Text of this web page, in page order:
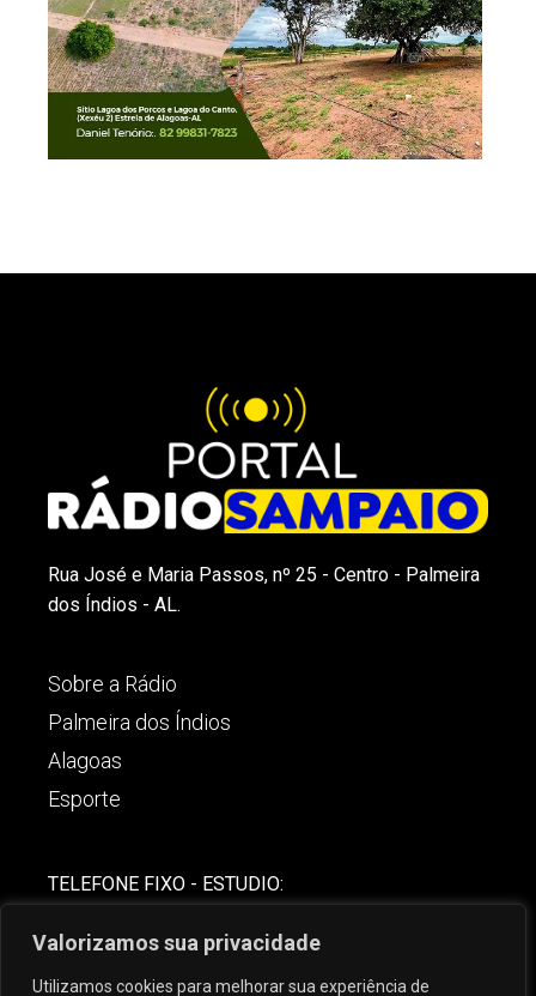
Valorizamos sua privacidade
Utilizamos cookies para melhorar sua experiência de
Rua José e Maria Passos, nº 25 - Centro - Palmeira
dos Índios - AL.
Sobre a Rádio
Palmeira dos Índios
Alagoas
Esporte
TELEFONE FIXO - ESTUDIO: